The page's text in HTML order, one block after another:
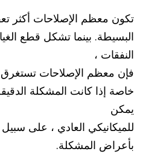
تكون معظم الإصلاحات أكثر
البسيطة. بينما تشكل قطع
النفقات ،
فإن معظم الإصلاحات تستغرق
خاصة إذا كانت المشكلة
يمكن
للميكانيكي العادي ، على
بأعراض المشكلة.